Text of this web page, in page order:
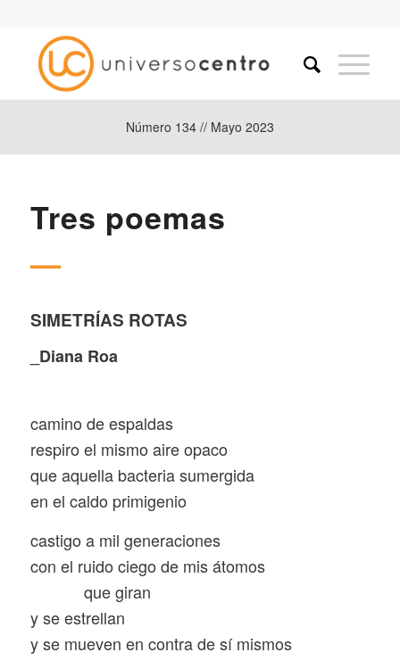
Número 134 // Mayo 2023
Tres poemas
—
SIMETRÍAS ROTAS
_Diana Roa
camino de espaldas
respiro el mismo aire opaco
que aquella bacteria sumergida
en el caldo primigenio
castigo a mil generaciones
con el ruido ciego de mis átomos
que giran
y se estrellan
y se mueven en contra de sí mismos